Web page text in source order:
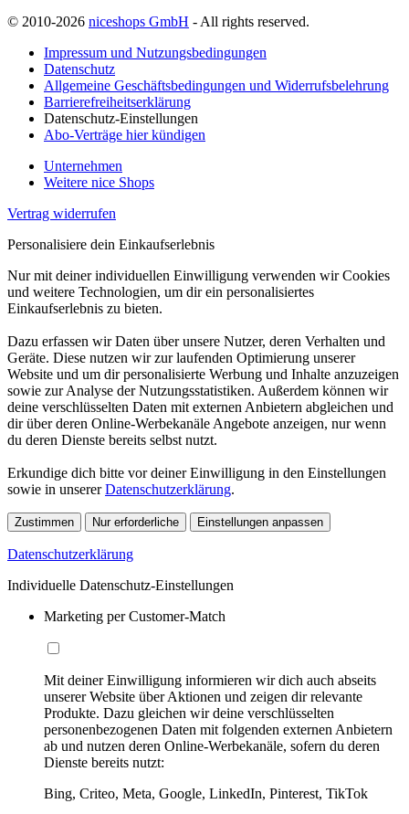
© 2010-2026 niceshops GmbH - All rights reserved.
Impressum und Nutzungsbedingungen
Datenschutz
Allgemeine Geschäftsbedingungen und Widerrufsbelehrung
Barrierefreiheitserklärung
Datenschutz-Einstellungen
Abo-Verträge hier kündigen
Unternehmen
Weitere nice Shops
Vertrag widerrufen
Personalisiere dein Einkaufserlebnis
Nur mit deiner individuellen Einwilligung verwenden wir Cookies
und weitere Technologien, um dir ein personalisiertes
Einkaufserlebnis zu bieten.
Dazu erfassen wir Daten über unsere Nutzer, deren Verhalten und
Geräte. Diese nutzen wir zur laufenden Optimierung unserer
Website und um dir personalisierte Werbung und Inhalte anzuzeigen
sowie zur Analyse der Nutzungsstatistiken. Außerdem können wir
deine verschlüsselten Daten mit externen Anbietern abgleichen und
dir über deren Online-Werbekanäle Angebote anzeigen, nur wenn
du deren Dienste bereits selbst nutzt.
Erkundige dich bitte vor deiner Einwilligung in den Einstellungen
sowie in unsererDatenschutzerklärung.
Zustimmen Nur erforderliche Einstellungen anpassen
Datenschutzerklärung
Individuelle Datenschutz-Einstellungen
Marketing per Customer-Match
Mit deiner Einwilligung informieren wir dich auch abseits
unserer Website über Aktionen und zeigen dir relevante
Produkte. Dazu gleichen wir deine verschlüsselten
personenbezogenen Daten mit folgenden externen Anbietern
ab und nutzen deren Online-Werbekanäle, sofern du deren
Dienste bereits nutzt:
Bing, Criteo, Meta, Google, LinkedIn, Pinterest, TikTok